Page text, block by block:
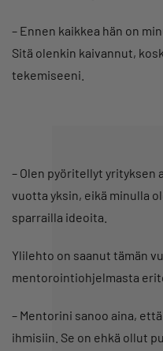
– Ennen kaikkea hän on
Sitä olenkin kaivannut,
tekemiseeni.
– Olen pyöritellyt yrityksen
vuotta yksin, eikä minulla
sparrailla ideoita.
Ylilehto on saanut tämän
mentorointiohjelmasta
– Mentorini sanoo aina,
ihmisiin. Se on ehkä ollut